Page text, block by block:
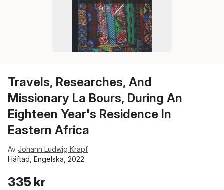
Travels, Researches, And
Missionary La Bours, During An
Eighteen Year's Residence In
Eastern Africa
Av Johann Ludwig Krapf
Häftad, Engelska, 2022
335 kr